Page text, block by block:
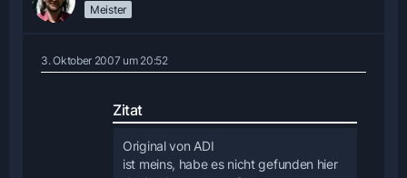
Meister
3. Oktober 2007 um 20:52
Zitat
Original von ADI
ist meins, habe es nicht gefunden hier